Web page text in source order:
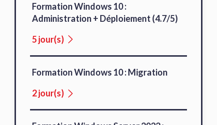
Formation Windows 10 :
Administration + Déploiement (4.7/5)
5 jour(s)
Formation Windows 10 : Migration
2 jour(s)